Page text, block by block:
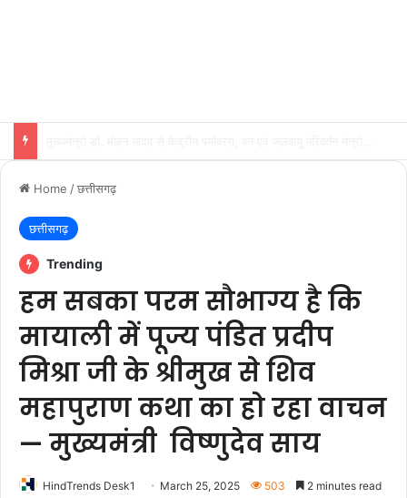
Home /छत्तीसगढ़
छत्तीसगढ़
Trending
हम सबका परम सौभाग्य है कि
मायाली में पूज्य पंडित प्रदीप
मिश्रा जी के श्रीमुख से शिव
महापुराण कथा का हो रहा वाचन
— मुख्यमंत्री विष्णुदेव साय
HindTrends Desk1 March 25, 2025 503 2 minutes read